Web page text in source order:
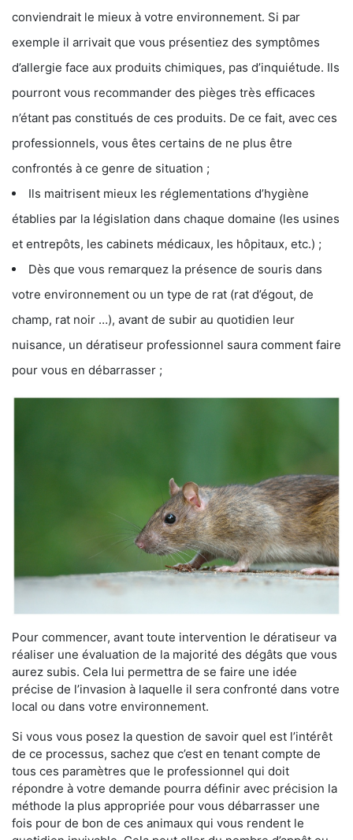
conviendrait le mieux à votre environnement. Si par
exemple il arrivait que vous présentiez des symptômes
d’allergie face aux produits chimiques, pas d’inquiétude. Ils
pourront vous recommander des pièges très efficaces
n’étant pas constitués de ces produits. De ce fait, avec ces
professionnels, vous êtes certains de ne plus être
confrontés à ce genre de situation ;
Ils maitrisent mieux les réglementations d’hygiène
établies par la législation dans chaque domaine (les usines
et entrepôts, les cabinets médicaux, les hôpitaux, etc.) ;
Dès que vous remarquez la présence de souris dans
votre environnement ou un type de rat (rat d’égout, de
champ, rat noir …), avant de subir au quotidien leur
nuisance, un dératiseur professionnel saura comment faire
pour vous en débarrasser ;
Pour commencer, avant toute intervention le dératiseur va
réaliser une évaluation de la majorité des dégâts que vous
aurez subis. Cela lui permettra de se faire une idée
précise de l’invasion à laquelle il sera confronté dans votre
local ou dans votre environnement.
Si vous vous posez la question de savoir quel est l’intérêt
de ce processus, sachez que c’est en tenant compte de
tous ces paramètres que le professionnel qui doit
répondre à votre demande pourra définir avec précision la
méthode la plus appropriée pour vous débarrasser une
fois pour de bon de ces animaux qui vous rendent le